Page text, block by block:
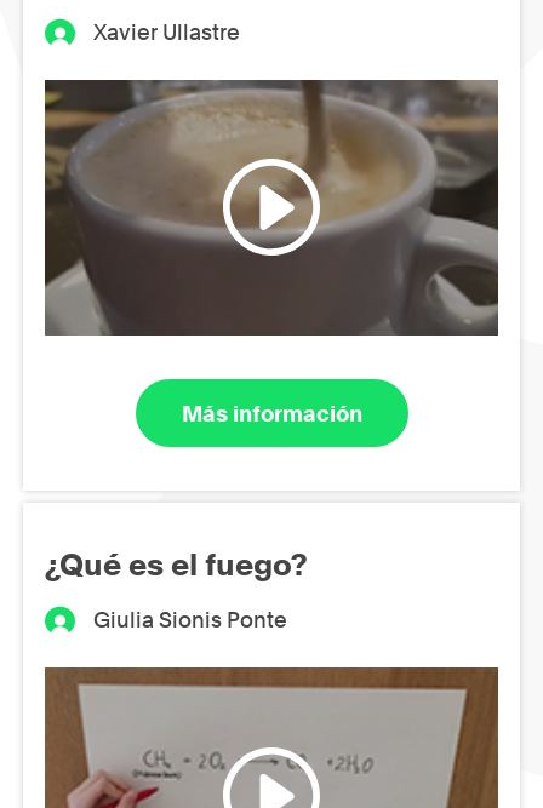
Xavier Ullastre
Más información
¿Qué es el fuego?
Giulia Sionis Ponte